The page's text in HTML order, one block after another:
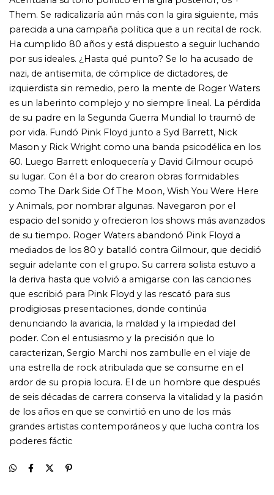
de su tiempo. Roger Waters abandonó Pink Floyd a
mediados de los 80 y batalló contra Gilmour, que decidió
seguir adelante con el grupo. Su carrera solista estuvo a
la deriva hasta que volvió a amigarse con las canciones
que escribió para Pink Floyd y las rescató para sus
prodigiosas presentaciones, donde continúa
denunciando la avaricia, la maldad y la impiedad del
poder. Con el entusiasmo y la precisión que lo
caracterizan, Sergio Marchi nos zambulle en el viaje de
una estrella de rock atribulada que se consume en el
ardor de su propia locura. El de un hombre que después
de seis décadas de carrera conserva la vitalidad y la pasión
de los años en que se convirtió en uno de los más
grandes artistas contemporáneos y que lucha contra los
poderes fáctic